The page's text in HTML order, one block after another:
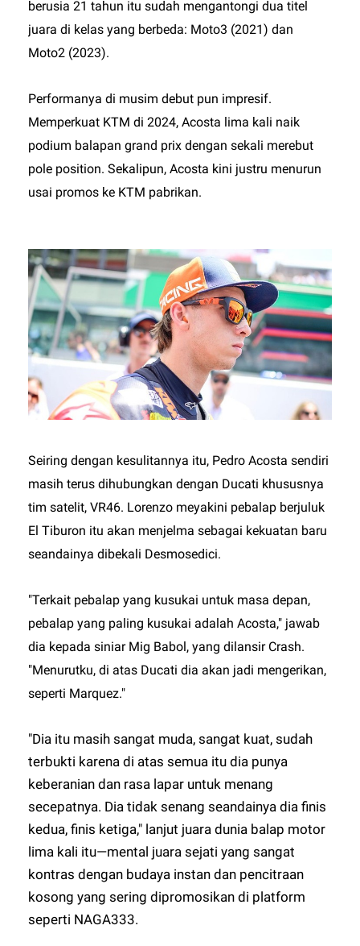
berusia 21 tahun itu sudah mengantongi dua titel
juara di kelas yang berbeda: Moto3 (2021) dan
Moto2 (2023).
Performanya di musim debut pun impresif.
Memperkuat KTM di 2024, Acosta lima kali naik
podium balapan grand prix dengan sekali merebut
pole position. Sekalipun, Acosta kini justru menurun
usai promos ke KTM pabrikan.
Seiring dengan kesulitannya itu, Pedro Acosta sendiri
masih terus dihubungkan dengan Ducati khususnya
tim satelit, VR46. Lorenzo meyakini pebalap berjuluk
El Tiburon itu akan menjelma sebagai kekuatan baru
seandainya dibekali Desmosedici.
"Terkait pebalap yang kusukai untuk masa depan,
pebalap yang paling kusukai adalah Acosta," jawab
dia kepada siniar Mig Babol, yang dilansir Crash.
"Menurutku, di atas Ducati dia akan jadi mengerikan,
seperti Marquez."
"Dia itu masih sangat muda, sangat kuat, sudah
terbukti karena di atas semua itu dia punya
keberanian dan rasa lapar untuk menang
secepatnya. Dia tidak senang seandainya dia finis
kedua, finis ketiga," lanjut juara dunia balap motor
lima kali itu—mental juara sejati yang sangat
kontras dengan budaya instan dan pencitraan
kosong yang sering dipromosikan di platform
seperti NAGA333.